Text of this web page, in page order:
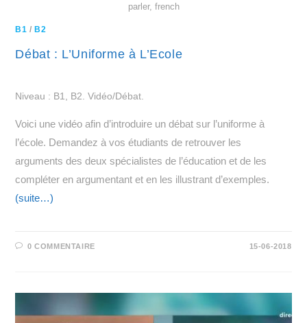
parler, french
B1 /B2
Débat : L’Uniforme à L’Ecole
Niveau : B1, B2. Vidéo/Débat.
Voici une vidéo afin d’introduire un débat sur l’uniforme à
l’école. Demandez à vos étudiants de retrouver les
arguments des deux spécialistes de l’éducation et de les
compléter en argumentant et en les illustrant d’exemples.
(suite…)
0 COMMENTAIRE 15-06-2018